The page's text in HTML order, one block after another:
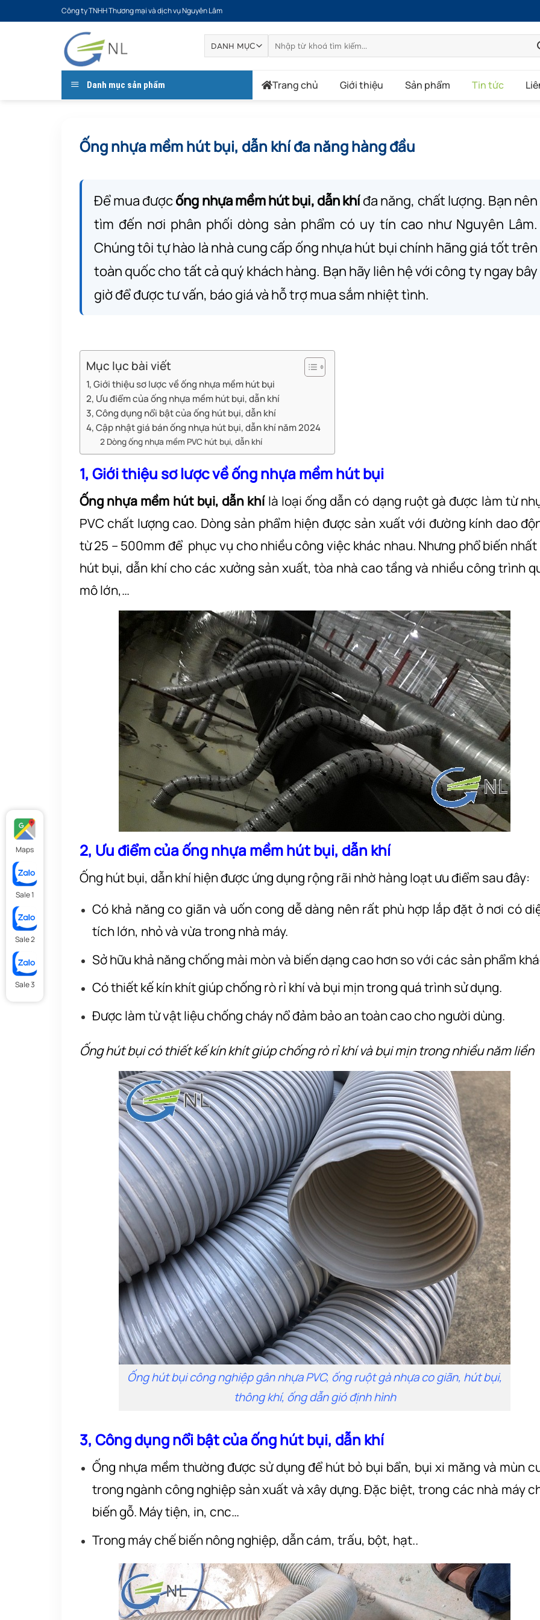
qua
Công ty TNHH Thương mại và dịch vụ Nguyên Lâm
kiếm:
Danh mục sản phẩm Trang chủ Giới thiệu Sản phẩm Tin tức
Ống nhựa mềm hút bụi, dẫn khí đa năng hàng đầu
Để mua đượcống nhựa mềm hút bụi, dẫn khíđa năng, chất lượng. Bạn nên
tìm đến nơi phân phối dòng sản phẩm có uy tín cao như Nguyên Lâm.
Chúng tôi tự hào là nhà cung cấp ống nhựa hút bụi chính hãng giá tốt trên
toàn quốc cho tất cả quý khách hàng. Bạn hãy liên hệ với công ty ngay bây
giờ để được tư vấn, báo giá và hỗ trợ mua sắm nhiệt tình.
Mục lục bài viết
1, Giới thiệu sơ lược về ống nhựa mềm hút bụi
2, Ưu điểm của ống nhựa mềm hút bụi, dẫn khí
3, Công dụng nổi bật của ống hút bụi, dẫn khí
4, Cập nhật giá bán ống nhựa hút bụi, dẫn khí năm 2024
2 Dòng ống nhựa mềm PVC hút bụi, dẫn khí
1, Giới thiệu sơ lược về ống nhựa mềm hút bụi
Ống nhựa mềm hút bụi, dẫn khílà loại ống dẫn có dạng ruột gà được làm từ
PVC chất lượng cao. Dòng sản phẩm hiện được sản xuất với đường kính dao
từ 25 – 500mm để phục vụ cho nhiều công việc khác nhau. Nhưng phổ biến nhất
hút bụi, dẫn khí cho các xưởng sản xuất, tòa nhà cao tầng và nhiều công trình
mô lớn,…
2, Ưu điểm của ống nhựa mềm hút bụi, dẫn khí
Ống hút bụi, dẫn khí hiện được ứng dụng rộng rãi nhờ hàng loạt ưu điểm sau đây:
Có khả năng co giãn và uốn cong dễ dàng nên rất phù hợp lắp đặt ở nơi có
tích lớn, nhỏ và vừa trong nhà máy.
Sở hữu khả năng chống mài mòn và biến dạng cao hơn so với các sản phẩm
Có thiết kế kín khít giúp chống rò rỉ khí và bụi mịn trong quá trình sử dụng.
Được làm từ vật liệu chống cháy nổ đảm bảo an toàn cao cho người dùng.
Ống hút bụi có thiết kế kín khít giúp chống rò rỉ khí và bụi mịn trong nhiều năm liền
Ống hút bụi công nghiệp gân nhựa PVC, ống ruột gà nhựa co giãn, hút bụi,
thông khí, ống dẫn gió định hình
3, Công dụng nổi bật của ống hút bụi, dẫn khí
Ống nhựa mềm thường được sử dụng để hút bỏ bụi bẩn, bụi xi măng và mùn
trong ngành công nghiệp sản xuất và xây dựng. Đặc biệt, trong các nhà máy
biến gỗ. Máy tiện, in, cnc…
Trong máy chế biến nông nghiệp, dẫn cám, trấu, bột, hạt..
Maps
Sale 1
Sale 2
Sale 3